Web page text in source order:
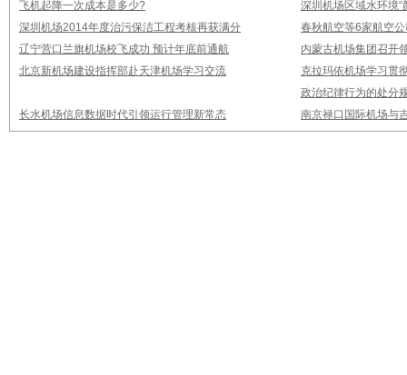
飞机起降一次成本是多少?
深圳机场区域水环境“
深圳机场2014年度治污保洁工程考核再获满分
春秋航空等6家航空
辽宁营口兰旗机场校飞成功 预计年底前通航
内蒙古机场集团召开
北京新机场建设指挥部赴天津机场学习交流
克拉玛依机场学习贯
政治纪律行为的处分
长水机场信息数据时代引领运行管理新常态
南京禄口国际机场与